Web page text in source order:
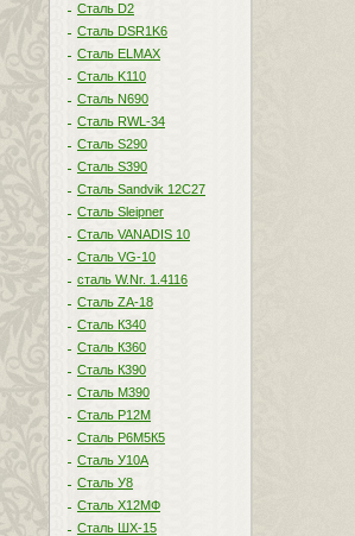
Сталь D2
Сталь DSR1K6
Сталь ELMAX
Сталь K110
Сталь N690
Сталь RWL-34
Сталь S290
Сталь S390
Сталь Sandvik 12C27
Сталь Sleipner
Сталь VANADIS 10
Сталь VG-10
сталь W.Nr. 1.4116
Сталь ZA-18
Сталь К340
Сталь К360
Сталь К390
Сталь М390
Сталь Р12М
Сталь Р6М5К5
Сталь У10А
Сталь У8
Сталь Х12МФ
Сталь ШХ-15